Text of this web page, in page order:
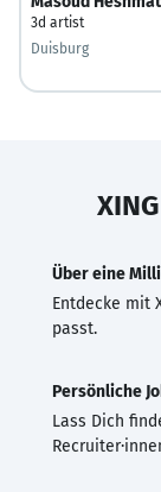
3d artist
Duisburg
Über eine
Entdecke mit
passt.
Persönliche
Lass Dich